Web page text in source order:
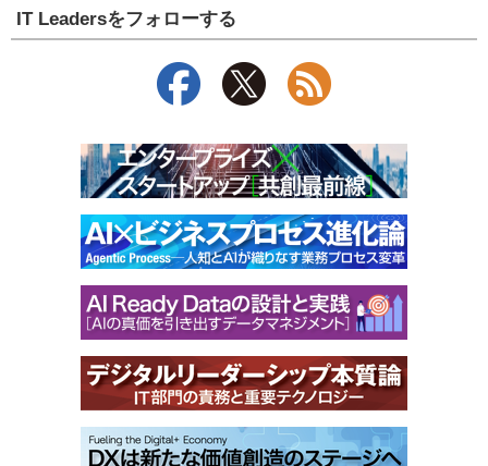
IT Leadersをフォローする